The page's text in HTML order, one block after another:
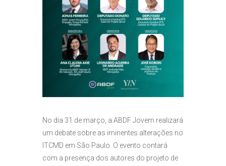
No dia 31 de março, a ABDF Jovem realizará
um debate sobre as iminentes alterações no
ITCMD em São Paulo. O evento contará
com a presença dos autores do projeto de